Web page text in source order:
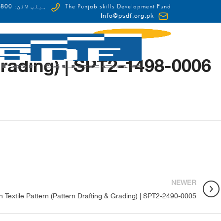
The Punjab skills Development Fund ہیلپ لائن:
Info@psdf.org.pk
FCDO | SPT2-1498-0006
NEWER
Textile Pattern (Pattern Drafting & Grading) | SPT2-2490-0005